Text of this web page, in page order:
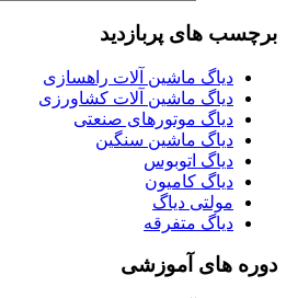
برچسب های پربازدید
دیاگ ماشین آلات راهسازی
دیاگ ماشین آلات کشاورزی
دیاگ موتورهای صنعتی
دیاگ ماشین سنگین
دیاگ اتوبوس
دیاگ کامیون
مولتی دیاگ
دیاگ متفرقه
دوره های آموزشی